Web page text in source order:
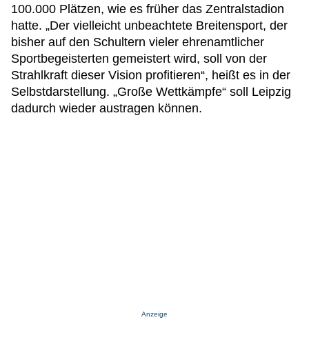
100.000 Plätzen, wie es früher das Zentralstadion
hatte. „Der vielleicht unbeachtete Breitensport, der
bisher auf den Schultern vieler ehrenamtlicher
Sportbegeisterten gemeistert wird, soll von der
Strahlkraft dieser Vision profitieren“, heißt es in der
Selbstdarstellung. „Große Wettkämpfe“ soll Leipzig
dadurch wieder austragen können.
Anzeige